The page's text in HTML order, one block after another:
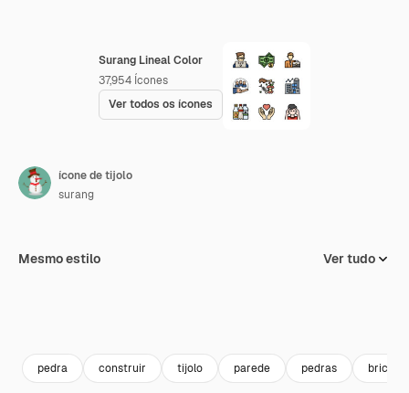
Surang Lineal Color
37,954 Ícones
Ver todos os ícones
ícone de tijolo
surang
Mesmo estilo Ver tudo
pedra construir tijolo parede pedras